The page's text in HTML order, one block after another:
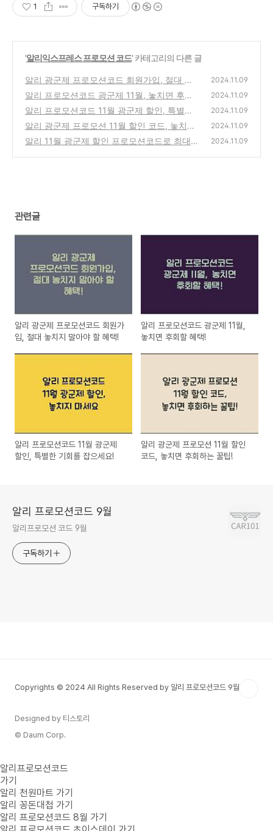
1 구독하기
'알리익스프레스 프로모션 코드' 카테고리의 다른 글
알리 광군제 프로모션코드 회원가입, 절대 놓
치지 말아야 할 혜택!
(2)
2024.11.09
알리 프로모션코드 광군제 11월, 놓치면 후회
할 혜택!
(1)
2024.11.09
알리 프로모션코드 11월 광군제 할인, 특별한
기회를 잡으세요!
(1)
2024.11.09
알리 광군제 프로모션 11월 할인 코드, 놓치면
후회하는 꿀팁!
(1)
2024.11.09
알리 11월 광군제 할인 프로모션코드로 최대 7
2024.11.09
관련글
알리 광군제 프로모션코드 회원가
입, 절대 놓치지 말아야 할 혜택!
알리 프로모션코드 광군제 11월,
놓치면 후회할 혜택!
알리 프로모션코드 11월 광군제
할인, 특별한 기회를 잡으세요!
알리 광군제 프로모션 11월 할인
코드, 놓치면 후회하는 꿀팁!
알리 프로모션코드 9월
알리프로모션 코드 9월
구독하기
Copyrights © 2024 All Rights Reserved by 알리 프로모션코드 9월
Designed by 티스토리
© Daum Corp.
알리프로모션코드
가기
알리 천원마트 가기
알리 꽁돈대첩 가기
알리 프로모션코드 8월 가기